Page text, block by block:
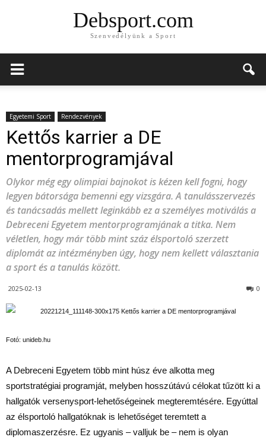
Debsport.com
Szenvedélyünk a Sport
Egyetemi Sport Rendezvények
Kettős karrier a DE
mentorprogramjával
Olykor még egy olimpiai bajnokot is kézen kell fogni, hogy
legyen bátorsága bemenni egy vizsgára. A tanulásszervezés
és tanácsadás mellett leginkább ez a személyes motiválás a
Debreceni Egyetem mentorprogramjának a titka. Nem
véletlen, hogy már több mint száz élsportoló szerzett
diplomát az intézményben úgy, hogy nem kellett választania
a sport és a tanulás között.
2025-02-13 0
Fotó: unideb.hu
A Debreceni Egyetem több mint húsz éve alkotta meg
sportstratégiai programját, melyben hosszútávú célokat tűzött ki a
hallgatók versenysport-lehetőségeinek megteremtésére. Egyúttal
az élsportoló hallgatóknak is lehetőséget teremtett a
diplomaszerzésre. Ez ugyanis – valljuk be – nem is olyan